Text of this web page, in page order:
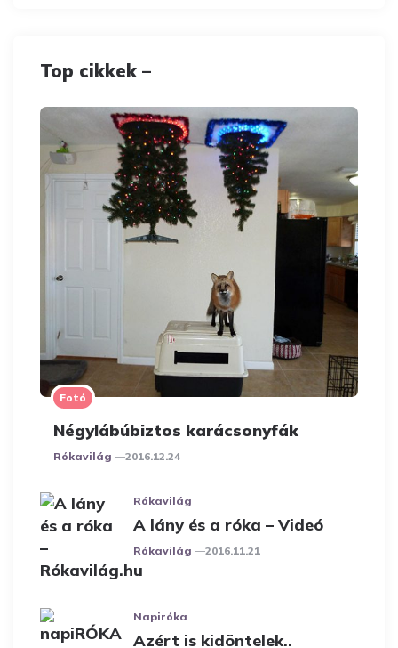
Top cikkek –
Fotó
Négylábúbiztos karácsonyfák
Posted
Rókavilág 2016.12.24
Rókavilág
A lány és a róka – Videó
Posted
Rókavilág 2016.11.21
Napiróka
Azért is kidöntelek..